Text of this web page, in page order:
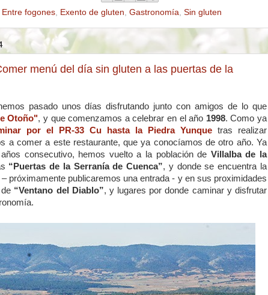
Entre fogones, Exento de gluten, Gastronomía, Sin gluten
menú del día sin gluten a las puertas de la
pasado unos días disfrutando junto con amigos de lo que
Otoño", y que comenzamos a celebrar en el año 1998. Como ya
por el PR-33 Cu hasta la Piedra Yunque tras realizar
a comer a este restaurante, que ya conocíamos de otro año. Ya
consecutivo, hemos vuelto a la población de Villalba de la
“Puertas de la Serranía de Cuenca”, y donde se encuentra la
próximamente publicaremos una entrada - y en sus proximidades
“Ventano del Diablo”, y lugares por donde caminar y disfrutar